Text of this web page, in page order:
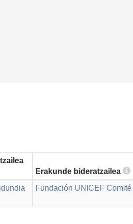
Erakunde bideratzailea
Fundación UNICEF Comité